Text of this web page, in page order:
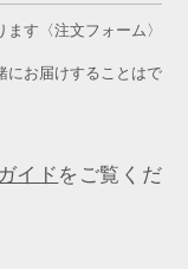
す〈注文フォーム〉
お届けすることはで
イド をご覧くだ